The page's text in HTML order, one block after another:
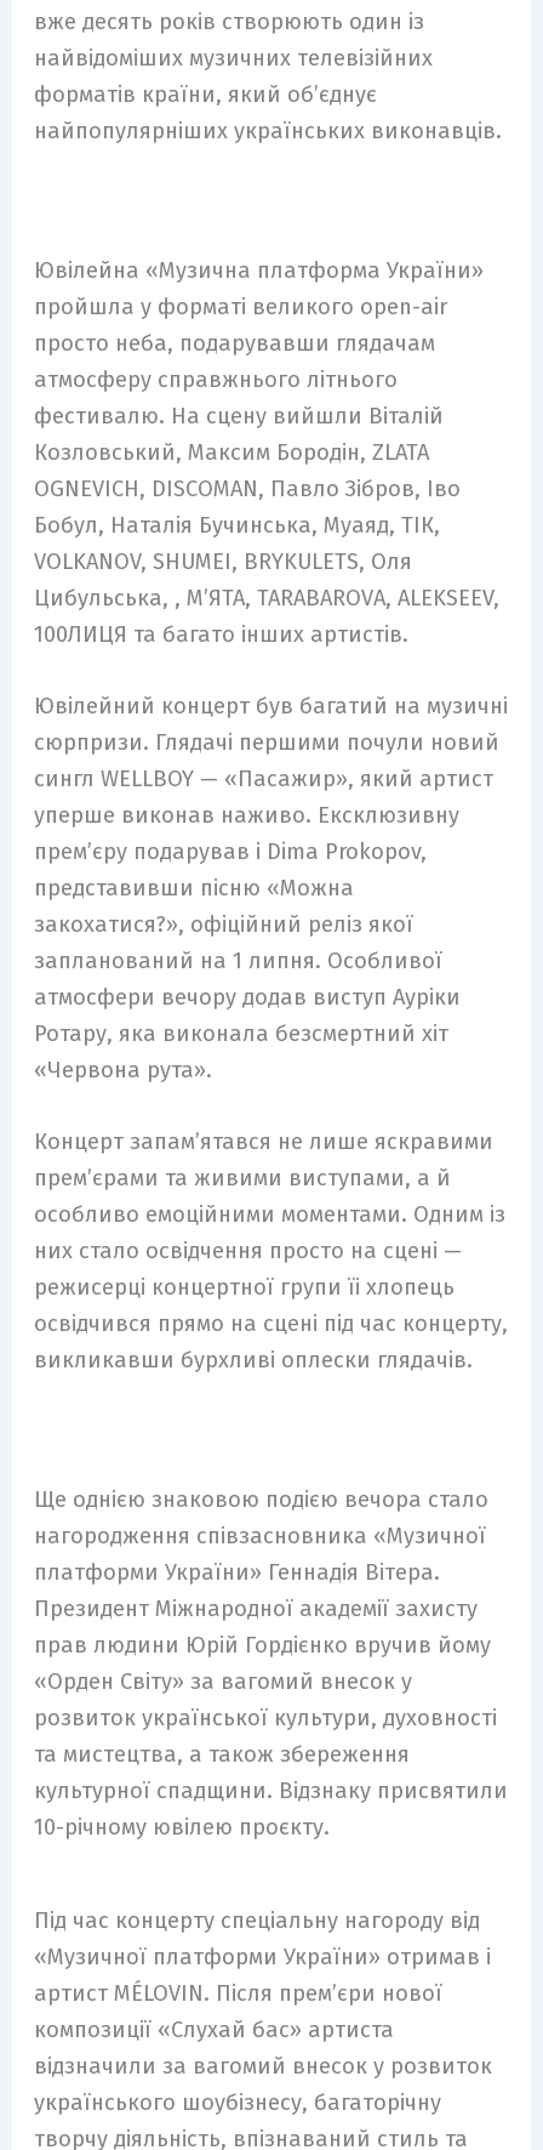
вже десять років створюють один із
найвідоміших музичних телевізійних
форматів країни, який об’єднує
найпопулярніших українських виконавців.
Ювілейна «Музична платформа України»
пройшла у форматі великого open-air
просто неба, подарувавши глядачам
атмосферу справжнього літнього
фестивалю. На сцену вийшли Віталій
Козловський, Максим Бородін, ZLATA
OGNEVICH, DISCOMAN, Павло Зібров, Іво
Бобул, Наталія Бучинська, Муаяд, ТІК,
VOLKANOV, SHUMEI, BRYKULETS, Оля
Цибульська, , М’ЯТА, TARABAROVA, ALEKSEEV,
100ЛИЦЯ та багато інших артистів.
Ювілейний концерт був багатий на музичні
сюрпризи. Глядачі першими почули новий
сингл WELLBOY — «Пасажир», який артист
уперше виконав наживо. Ексклюзивну
прем’єру подарував і Dima Prokopov,
представивши пісню «Можна
закохатися?», офіційний реліз якої
запланований на 1 липня. Особливої
атмосфери вечору додав виступ Ауріки
Ротару, яка виконала безсмертний хіт
«Червона рута».
Концерт запам’ятався не лише яскравими
прем’єрами та живими виступами, а й
особливо емоційними моментами. Одним із
них стало освідчення просто на сцені —
режисерці концертної групи їі хлопець
освідчився прямо на сцені під час концерту,
викликавши бурхливі оплески глядачів.
Ще однією знаковою подією вечора стало
нагородження співзасновника «Музичної
платформи України» Геннадія Вітера.
Президент Міжнародної академії захисту
прав людини Юрій Гордієнко вручив йому
«Орден Світу» за вагомий внесок у
розвиток української культури, духовності
та мистецтва, а також збереження
культурної спадщини. Відзнаку присвятили
10-річному ювілею проєкту.
Під час концерту спеціальну нагороду від
«Музичної платформи України» отримав і
артист MÉLOVIN. Після прем’єри нової
композиції «Слухай бас» артиста
відзначили за вагомий внесок у розвиток
українського шоубізнесу, багаторічну
творчу діяльність, впізнаваний стиль та